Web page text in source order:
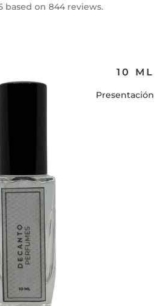
based on 844 reviews.
10 ML
Presentación